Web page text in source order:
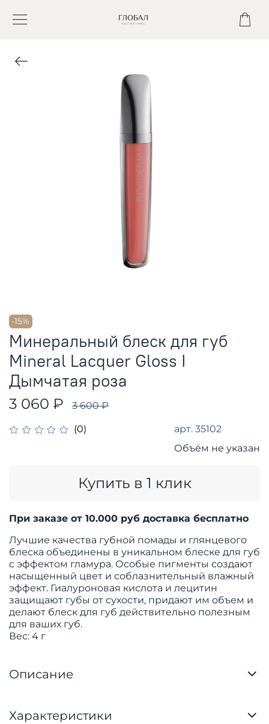
-15%
(0) арт. 35102
Объём не указан
Минеральный блеск для губ
Mineral Lacquer Gloss I
Дымчатая роза
3 060 ₽ 3 600 ₽
Купить в 1 клик
При заказе от 10.000 руб доставка бесплатно
Лучшие качества губной помады и глянцевого
блеска объединены в уникальном блеске для губ
с эффектом гламура. Особые пигменты создают
насыщенный цвет и соблазнительный влажный
эффект. Гиалуроновая кислота и лецитин
защищают губы от сухости, придают им объем и
делают блеск для губ действительно полезным
для ваших губ.
Вес: 4 г
Описание
Характеристики